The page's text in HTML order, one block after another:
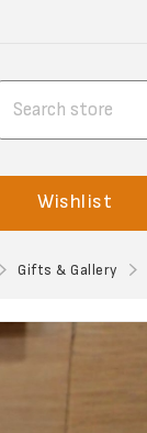
Wishlist
Gifts & Gallery